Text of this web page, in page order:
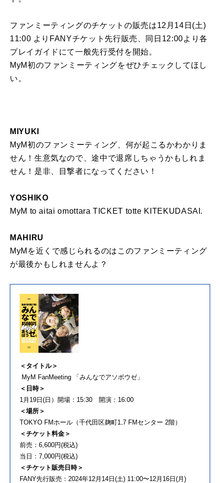
ファンミーティングのチケットの販売は12月14日(土)
11:00 よりFANYチケット先行販売、同日12:00より各
プレイガイドにて一般先行受付を開始。
MyM初のファンミーティングをぜひチェックしてほし
い。
MIYUKI
MyM初のファンミーティング、何が起こるかわかりま
せん！生意気なので、途中で退席しちゃうかもしれま
せん！是非、目撃者になってください！
YOSHIKO
MyM to aitai omottara TICKET totte KITEKUDASAI.
MAHIRU
MyMを近くで感じられるのはこのファンミーティング
が最後かもしれませんよ？
＜タイトル＞
MyM FanMeeting 「みんなでアソボウゼ」
＜日時＞
1月19日(日）開場：15:30 開演：16:00
＜場所＞
TOKYO FMホール（千代田区麹町1₋7 FMセンター 2階）
＜チケット料金＞
前売：6,600円(税込)
当日：7,000円(税込)
＜チケット販売日時＞
FANY先行販売：2024年12月14日(土) 11:00〜12月16日(月)